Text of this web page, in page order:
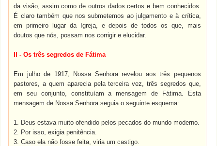
da visão, assim como de outros dados certos e bem conhecidos.
É claro também que nos submetemos ao julgamento e à crítica,
em primeiro lugar da Igreja, e depois de todos os que, mais
doutos que nós, possam nos corrigir e elucidar.
II - Os três segredos de Fátima
Em julho de 1917, Nossa Senhora revelou aos três pequenos
pastores, a quem aparecia pela terceira vez, três segredos que,
em seu conjunto, constituíam a mensagem de Fátima. Esta
mensagem de Nossa Senhora seguia o seguinte esquema:
1. Deus estava muito ofendido pelos pecados do mundo moderno.
2. Por isso, exigia penitência.
3. Caso ela não fosse feita, viria um castigo.